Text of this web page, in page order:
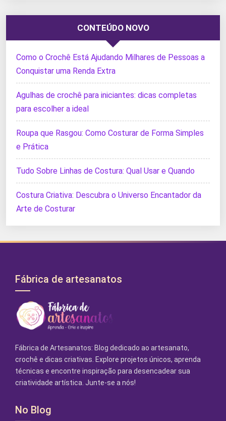
CONTEÚDO NOVO
Como o Crochê Está Ajudando Milhares de Pessoas a
Conquistar uma Renda Extra
Agulhas de crochê para iniciantes: dicas completas
para escolher a ideal
Roupa que Rasgou: Como Costurar de Forma Simples
e Prática
Tudo Sobre Linhas de Costura: Qual Usar e Quando
Costura Criativa: Descubra o Universo Encantador da
Arte de Costurar
Fábrica de artesanatos
Fábrica de Artesanatos: Blog dedicado ao artesanato,
crochê e dicas criativas. Explore projetos únicos, aprenda
técnicas e encontre inspiração para desencadear sua
criatividade artística. Junte-se a nós!
No Blog